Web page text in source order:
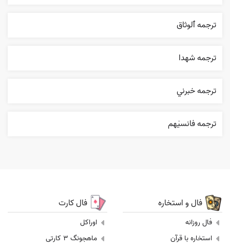
ترجمه ٱلوثاق
ترجمه شهدا
ترجمه خبرني
ترجمه فانسیٰهم
فال و استخاره
فال روزانه
استخاره با قرآن
فال کارت
اوراکل
ماهجونگ 3 کارتی